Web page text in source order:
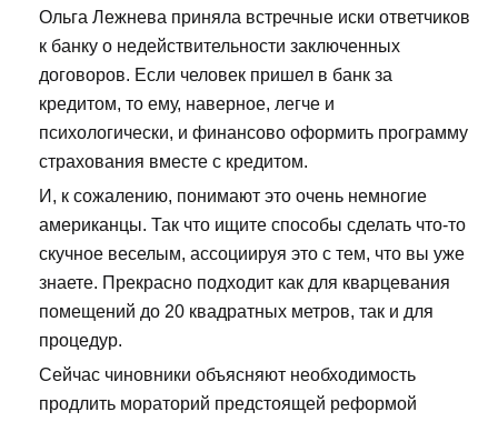
Ольга Лежнева приняла встречные иски ответчиков
к банку о недействительности заключенных
договоров. Если человек пришел в банк за
кредитом, то ему, наверное, легче и
психологически, и финансово оформить программу
страхования вместе с кредитом.
И, к сожалению, понимают это очень немногие
американцы. Так что ищите способы сделать что-то
скучное веселым, ассоциируя это с тем, что вы уже
знаете. Прекрасно подходит как для кварцевания
помещений до 20 квадратных метров, так и для
процедур.
Сейчас чиновники объясняют необходимость
продлить мораторий предстоящей реформой